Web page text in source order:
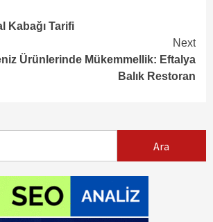
Kabağı Tarifi
Next
Ürünlerinde Mükemmellik: Eftalya
Balık Restoran